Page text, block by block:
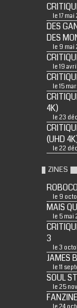
le 17
DES
DES
le 9 mai
le 19
le 15
4K)
le 23
(UHD
le 22
ZINES
le 9
MAIS
le 5 mai
3
le 3
JAMES
le 11
SOUL
le 25